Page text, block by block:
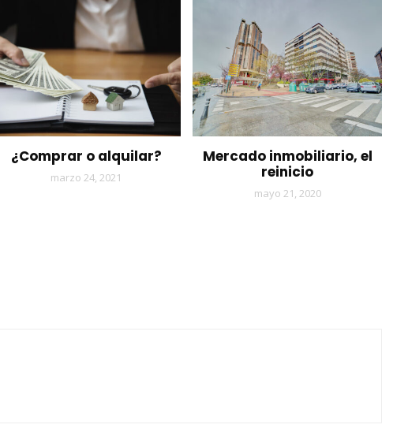
¿Comprar o alquilar?
marzo 24, 2021
Mercado inmobiliario, el
reinicio
mayo 21, 2020